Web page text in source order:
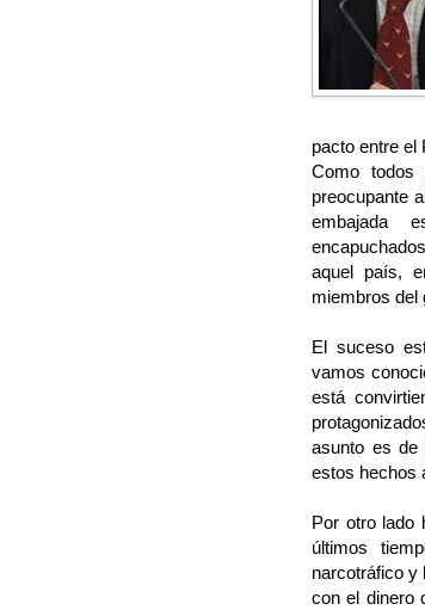
pacto entre el
Como
preocupante
embajada
aquel país,
miembros del
El suceso
vamos
está
asunto es de
estos hechos
Por otro lado
últimos
narcotráfico y
con el dinero